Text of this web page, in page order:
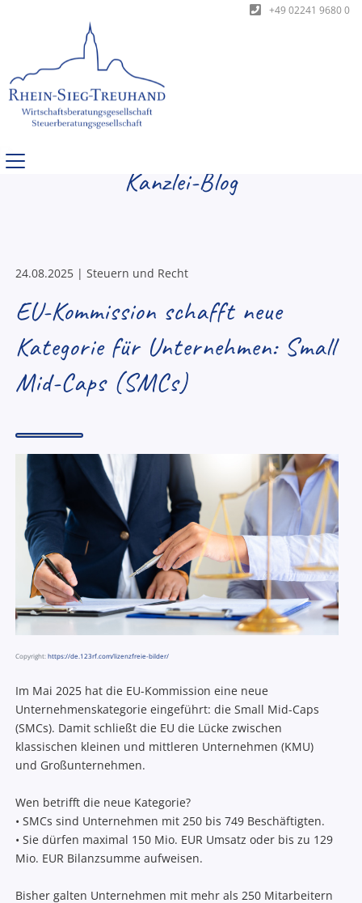
+49 02241 9680 0
Kanzlei-Blog
24.08.2025 | Steuern und Recht
EU-Kommission schafft neue
Kategorie für Unternehmen: Small
Mid-Caps (SMCs)
Copyright:https://de.123rf.com/lizenzfreie-bilder/
Im Mai 2025 hat die EU-Kommission eine neue
Unternehmenskategorie eingeführt: die Small Mid-Caps
(SMCs). Damit schließt die EU die Lücke zwischen
klassischen kleinen und mittleren Unternehmen (KMU)
und Großunternehmen.
Wen betrifft die neue Kategorie?
• SMCs sind Unternehmen mit 250 bis 749 Beschäftigten.
• Sie dürfen maximal 150 Mio. EUR Umsatz oder bis zu 129
Mio. EUR Bilanzsumme aufweisen.
Bisher galten Unternehmen mit mehr als 250 Mitarbeitern